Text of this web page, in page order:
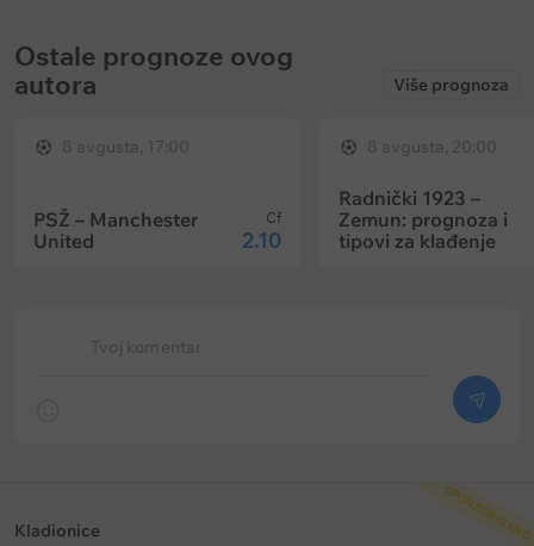
Ostale prognoze ovog
autora
Više prognoza
8 avgusta, 17:00
PSŽ – Manchester
United
Cf
2.10
8 avgusta, 20:00
Radnički 1923 –
Zemun: prognoza i
tipovi za klađenje
Tvoj komentar
SPONZORISANO
Kladionice